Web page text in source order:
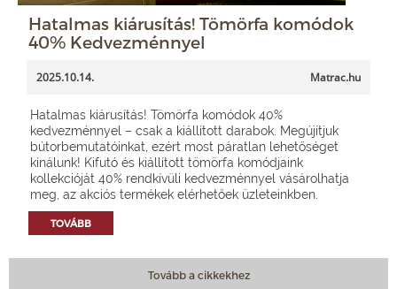
Hatalmas kiárusítás! Tömörfa komódok
40% Kedvezménnyel
2025.10.14. Matrac.hu
Hatalmas kiárusítás! Tömörfa komódok 40%
kedvezménnyel – csak a kiállított darabok. Megújítjuk
bútorbemutatóinkat, ezért most páratlan lehetőséget
kínálunk! Kifutó és kiállított tömörfa komódjaink
kollekcióját 40% rendkívüli kedvezménnyel vásárolhatja
meg, az akciós termékek elérhetőek üzleteinkben.
TOVÁBB
Tovább a cikkekhez